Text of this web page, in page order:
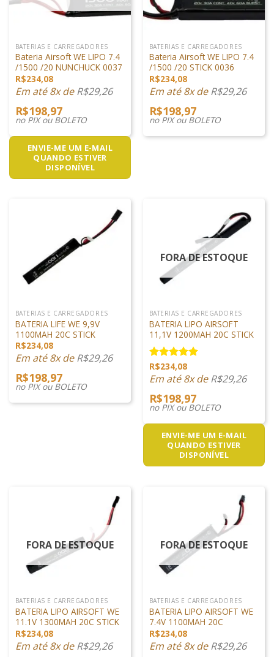
BATERIAS E CARREGADORES
Bateria Airsoft WE LIPO 7.4
/1500 /20 NUNCHUCK 0037
R$234,08
Em até 8x deR$29,26
R$198,97
no PIX ou BOLETO
ENVIE-ME UM E-MAIL
QUANDO ESTIVER
DISPONÍVEL
BATERIAS E CARREGADORES
Bateria Airsoft WE LIPO 7.4
/1500 /20 STICK 0036
R$234,08
Em até 8x deR$29,26
R$198,97
no PIX ou BOLETO
BATERIAS E CARREGADORES
BATERIA LIFE WE 9,9V
1100MAH 20C STICK
R$234,08
Em até 8x deR$29,26
R$198,97
no PIX ou BOLETO
FORA DE ESTOQUE
BATERIAS E CARREGADORES
BATERIA LIPO AIRSOFT
11,1V 1200MAH 20C STICK
Avaliação
5.00 de 5
R$234,08
Em até 8x deR$29,26
R$198,97
no PIX ou BOLETO
ENVIE-ME UM E-MAIL
QUANDO ESTIVER
DISPONÍVEL
FORA DE ESTOQUE
BATERIAS E CARREGADORES
BATERIA LIPO AIRSOFT WE
11.1V 1300MAH 20C STICK
R$234,08
Em até 8x deR$29,26
FORA DE ESTOQUE
BATERIAS E CARREGADORES
BATERIA LIPO AIRSOFT WE
7.4V 1100MAH 20C
R$234,08
Em até 8x deR$29,26